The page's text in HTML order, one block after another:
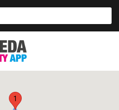
Breda
City
App
1